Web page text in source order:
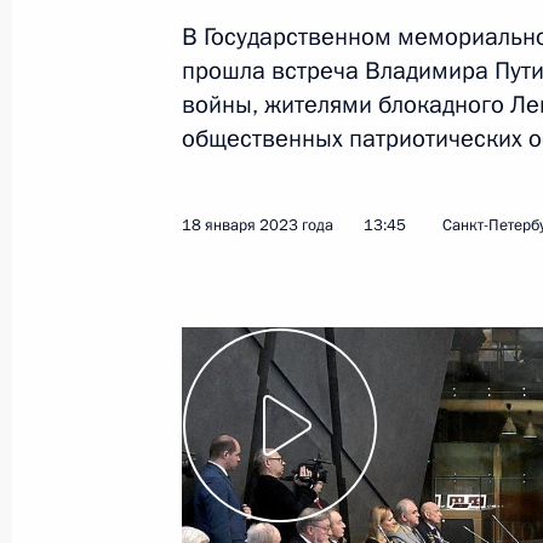
Вручение премий Президента
16 марта 2023 года, четверг
Пленарное заседание съезда РСПП
16 марта 2023 года, 16:40 Москва
В Государственном
прошла встреча Владимира
войны, жителями блокадного
общественных патриотических
18 января 2023 года 13:45 Санкт-